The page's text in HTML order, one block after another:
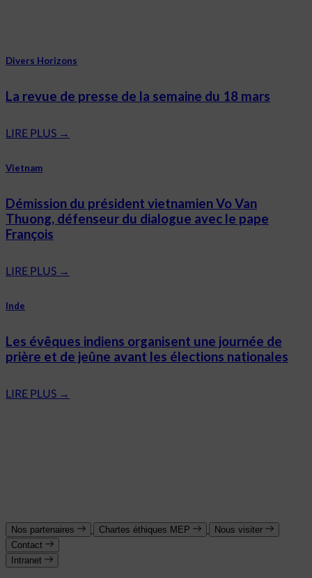
Divers Horizons
La revue de presse de la semaine du 18 mars
LIRE PLUS →
Vietnam
Démission du président vietnamien Vo Van
Thuong, défenseur du dialogue avec le pape
François
LIRE PLUS →
Inde
Les évêques indiens organisent une journée de
prière et de jeûne avant les élections nationales
LIRE PLUS →
Nos partenaires Chartes éthiques MEP
Nous visiter
Contact
Intranet